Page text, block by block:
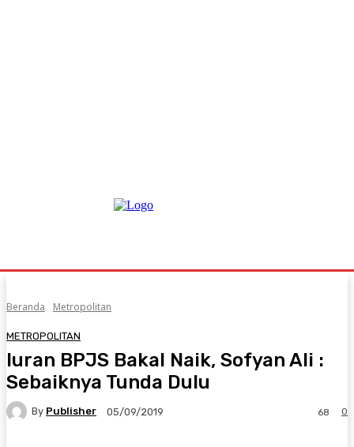
Beranda Metropolitan
METROPOLITAN
Iuran BPJS Bakal Naik, Sofyan Ali :
Sebaiknya Tunda Dulu
By Publisher 05/09/2019 0
68